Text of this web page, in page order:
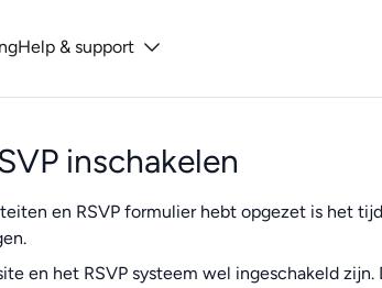
Help & support
inschakelen
en RSVP formulier hebt opgezet is het
en het RSVP systeem wel ingeschakeld